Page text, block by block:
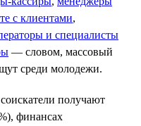
с клиентами,
и специалисты
— словом, массовый
среди молодежи.
получают
финансах